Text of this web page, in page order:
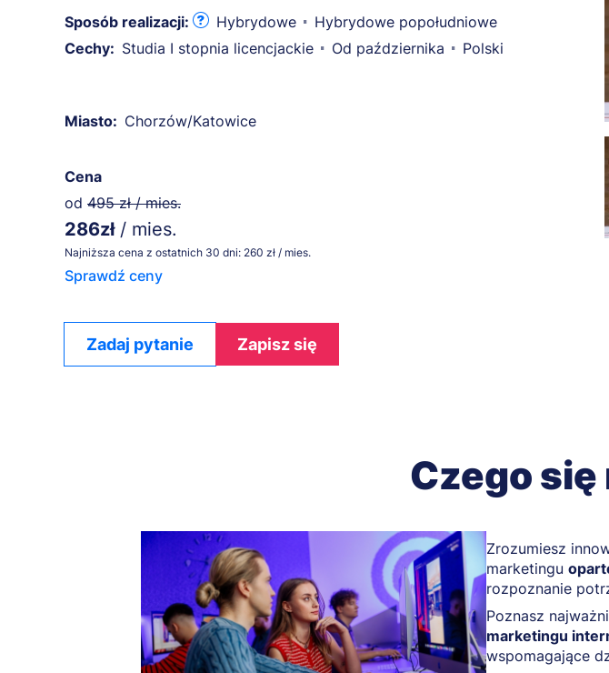
Sposób realizacji: Hybrydowe
Hybrydowe popołudniowe
Cechy: Studia I stopnia licencjackie Od października Polski
Miasto: Chorzów/Katowice
Cena
od 495 zł / mies.
286zł / mies.
Najniższa cena z ostatnich 30 dni: 260 zł / mies.
Sprawdź ceny
Zadaj pytanie Zapisz się
Czego
Zrozumiesz
marketingu
rozpoznanie
Poznasz
marketingu
wspomagające